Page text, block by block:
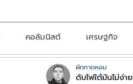
คอลัมนิสต์ เศรษฐกิจ
ผักกาดหอม
ดับไฟใต้มันไม่ง่าย